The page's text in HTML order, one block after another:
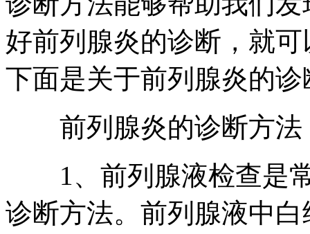
好前列腺炎的诊断，就
下面是关于前列腺炎的
前列腺炎的诊断方法
1、前列腺液检查是常
诊断方法。前列腺液中